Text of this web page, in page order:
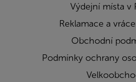
Výdejní místa v
Reklamace a
Obchodní
Podmínky ochrany